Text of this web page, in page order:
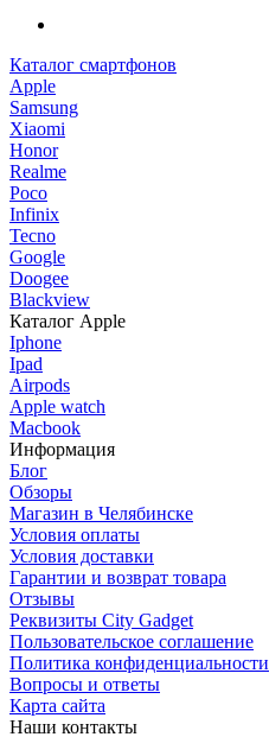
Каталог смартфонов
Apple
Samsung
Xiaomi
Honor
Realme
Poco
Infinix
Tecno
Google
Doogee
Blackview
Каталог Apple
Iphone
Ipad
Airpods
Apple watch
Macbook
Информация
Блог
Обзоры
Магазин в Челябинске
Условия оплаты
Условия доставки
Гарантии и возврат товара
Отзывы
Реквизиты City Gadget
Пользовательское соглашение
Политика конфиденциальности
Вопросы и ответы
Карта сайта
Наши контакты